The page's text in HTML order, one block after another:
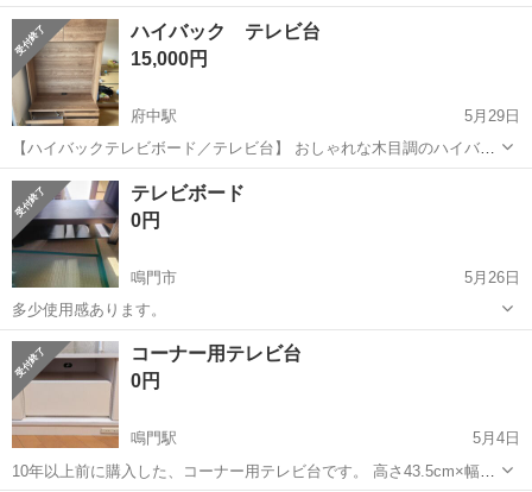
イズ(約) 幅160㎝ ×奥行き44㎝× 高さ38㎝ ・野心のようなヤケや細か
い傷はありますが、全体的に綺麗な状態で...
徳島 徳島市 府中駅
ハイバック テレビ台
15,000円
府中駅
5月29日
【ハイバックテレビボード／テレビ台】 おしゃれな木目調のハイバッ
クテレビ台です。 収納力もあり、テレビまわりをスッキリまとめられ
ます。 ■サイズ 幅100.5×奥行45×高さ166cm ■テレビ収納部内寸 幅
96×高さ9...
徳島 徳島市 府中駅 収納家具
テレビボード
0円
鳴門市
5月26日
多少使用感あります。
徳島 鳴門市 収納家具
コーナー用テレビ台
0円
鳴門駅
5月4日
10年以上前に購入した、コーナー用テレビ台です。 高さ43.5cm×幅